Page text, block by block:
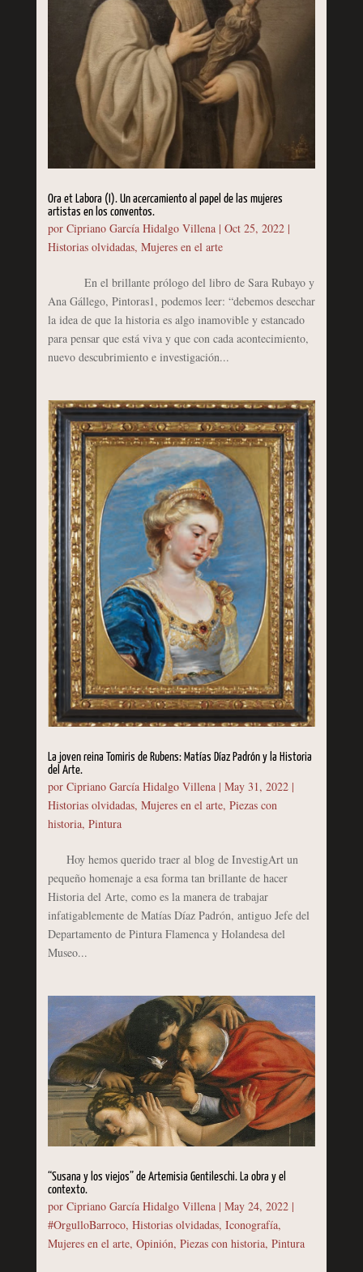
Ora et Labora (I). Un acercamiento al papel de las mujeres
artistas en los conventos.
por Cipriano García Hidalgo Villena| Oct 25, 2022|
Historias olvidadas, Mujeres en el arte
En el brillante prólogo del libro de Sara Rubayo y
Ana Gállego, Pintoras1, podemos leer: “debemos desechar
la idea de que la historia es algo inamovible y estancado
para pensar que está viva y que con cada acontecimiento,
nuevo descubrimiento e investigación...
La joven reina Tomiris de Rubens: Matías Díaz Padrón y la Historia
del Arte.
por Cipriano García Hidalgo Villena| May 31, 2022|
Historias olvidadas, Mujeres en el arte, Piezas con
historia, Pintura
Hoy hemos querido traer al blog de InvestigArt un
pequeño homenaje a esa forma tan brillante de hacer
Historia del Arte, como es la manera de trabajar
infatigablemente de Matías Díaz Padrón, antiguo Jefe del
Departamento de Pintura Flamenca y Holandesa del
Museo...
“Susana y los viejos” de Artemisia Gentileschi. La obra y el
contexto.
por Cipriano García Hidalgo Villena| May 24, 2022|
#OrgulloBarroco, Historias olvidadas, Iconografía,
Mujeres en el arte, Opinión, Piezas con historia, Pintura